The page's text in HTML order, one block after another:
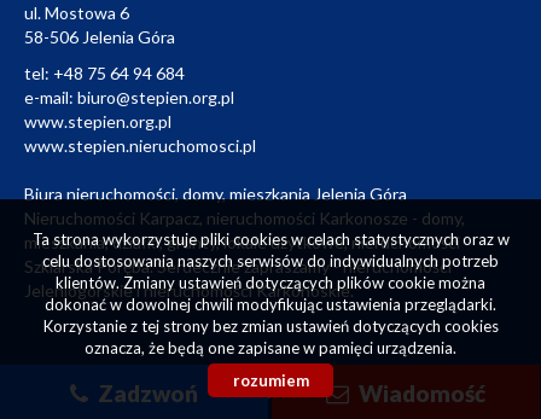
Zadzwoń Wiadomość
ul. Mostowa 6
58-506 Jelenia Góra
tel: +48 75 64 94 684
e-mail: biuro@stepien.org.pl
www.stepien.org.pl
www.stepien.nieruchomosci.pl
Biura nieruchomości, domy, mieszkania Jelenia Góra
Nieruchomości Karpacz, nieruchomości Karkonosze - domy,
mieszkania, działki, grunty, lokale użytkowe, nieruchomości
Szklarska Poręba. Serdecznie zapraszamy - nieruchomości
Jeleniogórskie i nieruchomości Karkonoskie.
Projekt - Michał Stępień | Wykonanie Galactica
Ta strona wykorzystuje pliki cookies w celach statystycznych oraz w
celu dostosowania naszych serwisów do indywidualnych potrzeb
klientów. Zmiany ustawień dotyczących plików cookie można
dokonać w dowolnej chwili modyfikując ustawienia przeglądarki.
Korzystanie z tej strony bez zmian ustawień dotyczących cookies
oznacza, że będą one zapisane w pamięci urządzenia.
rozumiem